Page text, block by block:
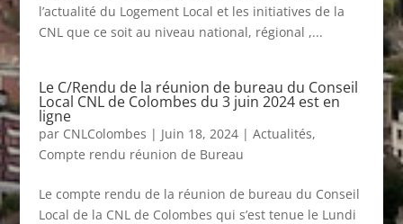
l’actualité du Logement Local et les initiatives de la
CNL que ce soit au niveau national, régional ,...
Le C/Rendu de la réunion de bureau du Conseil
Local CNL de Colombes du 3 juin 2024 est en
ligne
par CNLColombes | Juin 18, 2024| Actualités,
Compte rendu réunion de Bureau
Le compte rendu de la réunion de bureau du Conseil
Local de la CNL de Colombes qui s’est tenue le Lundi